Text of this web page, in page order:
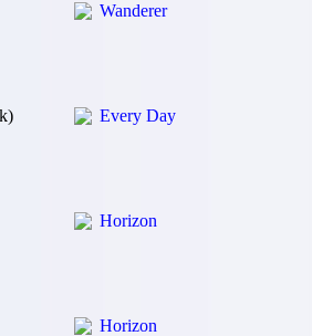
Wanderer
Every Day
Horizon
Horizon